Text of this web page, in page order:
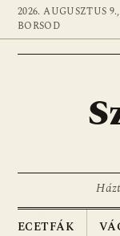
2026. AUGUSZTUS
BORSOD
ECETFÁK